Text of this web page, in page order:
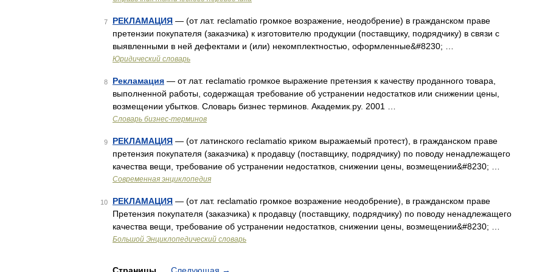
7 РЕКЛАМАЦИЯ — (от лат. reclamatio громкое возражение, неодобрение) в гражданском праве
претензии покупателя (заказчика) к изготовителю продукции (поставщику, подрядчику) в связи с
выявленными в ней дефектами и (или) некомплектностью, оформленные&#8230; …
Юридический словарь
8 Рекламация — от лат. reclamatio громкое выражение претензия к качеству проданного товара,
выполненной работы, содержащая требование об устранении недостатков или снижении цены,
возмещении убытков. Словарь бизнес терминов. Академик.ру. 2001 …
Словарь бизнес-терминов
9 РЕКЛАМАЦИЯ — (от латинского reclamatio криком выражаемый протест), в гражданском праве
претензия покупателя (заказчика) к продавцу (поставщику, подрядчику) по поводу ненадлежащего
качества вещи, требование об устранении недостатков, снижении цены, возмещении&#8230; …
Современная энциклопедия
10 РЕКЛАМАЦИЯ — (от лат. reclamatio громкое возражение неодобрение), в гражданском праве
Претензия покупателя (заказчика) к продавцу (поставщику, подрядчику) по поводу ненадлежащего
качества вещи, требование об устранении недостатков, снижении цены, возмещении&#8230; …
Большой Энциклопедический словарь